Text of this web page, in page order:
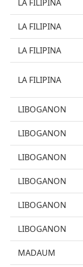
LA FILIPINA
LA FILIPINA
LA FILIPINA
LA FILIPINA
LIBOGANON
LIBOGANON
LIBOGANON
LIBOGANON
LIBOGANON
LIBOGANON
MADAUM